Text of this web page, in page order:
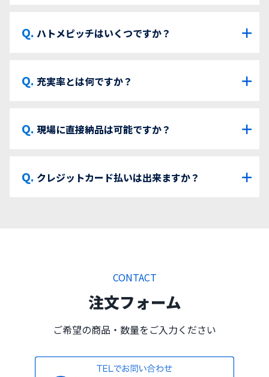
ハトメピッチはいくつですか？ ＋
充実率とは何ですか？ ＋
現場に直接納品は可能ですか？ ＋
クレジットカード払いは出来ますか？ ＋
CONTACT
注文フォーム
ご希望の商品・数量をご入力ください